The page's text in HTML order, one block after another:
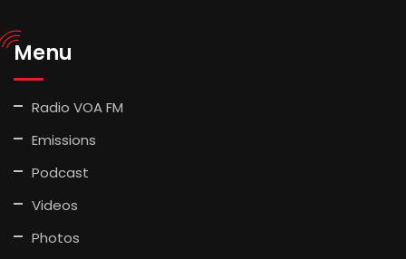
Menu
Radio VOA FM
Emissions
Podcast
Videos
Photos